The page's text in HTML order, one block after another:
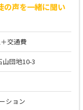
の声を一緒に聞い
交通費
団地10-3
ション